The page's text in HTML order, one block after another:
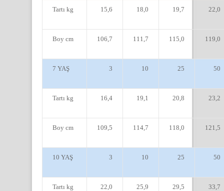
Tartı kg 15,6 18,0 19,7 22,0
Boy cm 106,7 111,7 115,0 119,0
7 YAŞ 3 10 25 50
Tartı kg 16,4 19,1 20,8 23,2
Boy cm 109,5 114,7 118,0 121,5
10 YAŞ 3 10 25 50
Tartı kg 22,0 25,9 29,5 33,7